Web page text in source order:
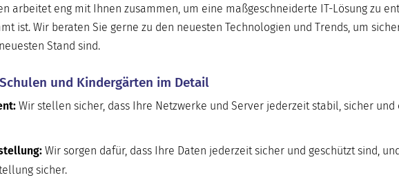
arbeitet eng mit Ihnen zusammen, um eine maßgeschneiderte IT-Lösung zu
ist. Wir beraten Sie gerne zu den neuesten Technologien und Trends, um
Stand sind.
und Kindergärten im Detail
Wir stellen sicher, dass Ihre Netzwerke und Server jederzeit stabil, sicher und
Wir sorgen dafür, dass Ihre Daten jederzeit sicher und geschützt sind,
sicher.